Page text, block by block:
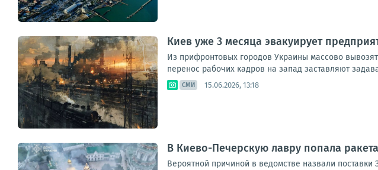
Киев уже 3 месяца эвакуирует
Из прифронтовых городов Украины массово
перенос рабочих кадров на запад заставляют
СМИ 15.06.2026, 13:18
В Киево-Печерскую лавру попала
Вероятной причиной в ведомстве назвали